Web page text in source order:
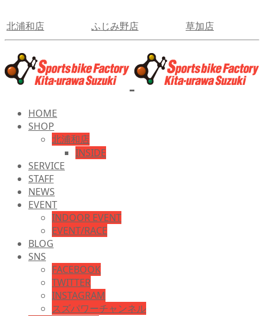
北浦和店 ふじみ野店 草加店
HOME
SHOP
北浦和店
INSIDE
SERVICE
STAFF
NEWS
EVENT
INDOOR EVENT
EVENT/RACE
BLOG
SNS
FACEBOOK
TWITTER
INSTAGRAM
スズパワーチャンネル